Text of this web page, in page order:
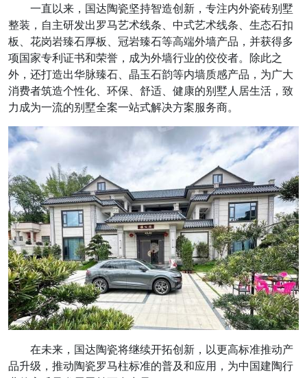
一直以来，国达陶瓷坚持智造创新，专注内外瓷砖别墅
整装，自主研发出罗马艺术线条、中式艺术线条、生态石扣
板、花岗岩臻石厚板、冠岩臻石等高端外墙产品，并获得多
项国家专利证书和荣誉，成为外墙行业的佼佼者。除此之
外，还打造出华脉臻石、晶玉石韵等内墙质感产品，为广大
消费者筑造个性化、环保、舒适、健康的别墅人居生活，致
力成为一流的别墅全案一站式解决方案服务商。
在未来，国达陶瓷将继续开拓创新，以更高标准推动产
品升级，推动陶瓷罗马柱标准的普及和应用，为中国建陶行